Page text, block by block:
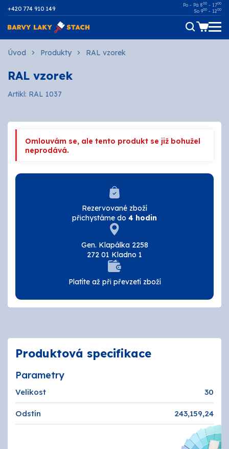
+420 774 910 149
Po - Pá 800 - 1700
So 900 - 1200
Dřevo
Kov
Malířské
Fasádní
Ostatní povrchy
AUTOMOTIVE
Technické kapaliny
Tmely a lepidla
Štětce, válečky, nářadí
ZNAČKY
Kamenná prodejna
Vzorníky
Úvod Produkty RAL vzorek
RAL vzorek
Artikl: RAL 1037
Omlouvám se, ale tento produkt se již bohužel
neprodává.
Rezervované zboží
přichystáme do 4 hodin
Gen. Klapálka 2258
272 01 Kladno 1
Platíte až při převzetí zboží
Produktová specifikace
Parametry
Velikost 30
Odstín 243,159,24